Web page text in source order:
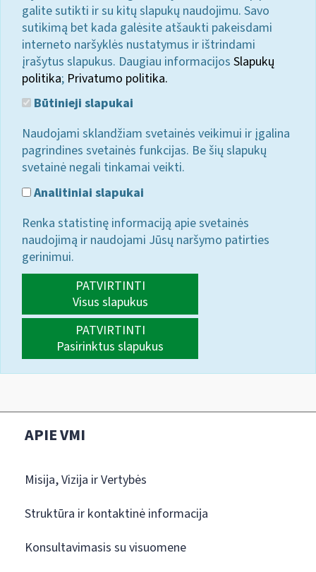
galite sutikti ir su kitų slapukų naudojimu. Savo
sutikimą bet kada galėsite atšaukti pakeisdami
interneto naršyklės nustatymus ir ištrindami
įrašytus slapukus. Daugiau informacijos Slapukų
politika; Privatumo politika.
Būtinieji slapukai
Naudojami sklandžiam svetainės veikimui ir įgalina
pagrindines svetainės funkcijas. Be šių slapukų
svetainė negali tinkamai veikti.
Analitiniai slapukai
Renka statistinę informaciją apie svetainės
naudojimą ir naudojami Jūsų naršymo patirties
gerinimui.
PATVIRTINTI
Visus slapukus
PATVIRTINTI
Pasirinktus slapukus
APIE VMI
Misija, Vizija ir Vertybės
Struktūra ir kontaktinė informacija
Konsultavimasis su visuomene